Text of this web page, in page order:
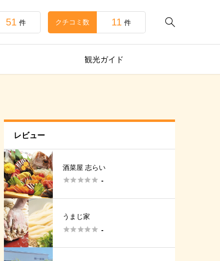

51 件 クチコミ数 11 件
観光ガイド
レビュー
酒菜屋 志らい
 -
うまじ家
 -